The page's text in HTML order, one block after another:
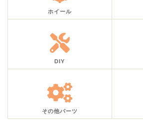
ホイール
DIY
その他パーツ